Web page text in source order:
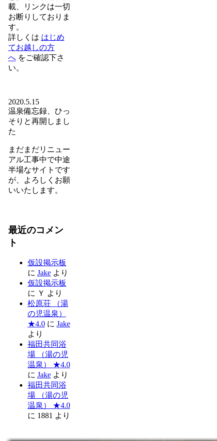
載、リンクは一切
お断りしておりま
す。
詳しくは はじめ
てお越しの方
へをご確認下さ
い。
2020.5.15
温泉備忘録、ひっ
そりと再開しまし
た
まだまだリニュー
アル工事中で中途
半場なサイトです
が、よろしくお願
いいたします。
最近のコメン
ト
仮設掲示板
に Jakeより
仮設掲示板
に Ｙ より
松原荘 （湯
の児温泉）
★4.0に Jake
より
福田共同浴
場 （湯の児
温泉） ★4.0
に Jakeより
福田共同浴
場 （湯の児
温泉） ★4.0
に 1881 より